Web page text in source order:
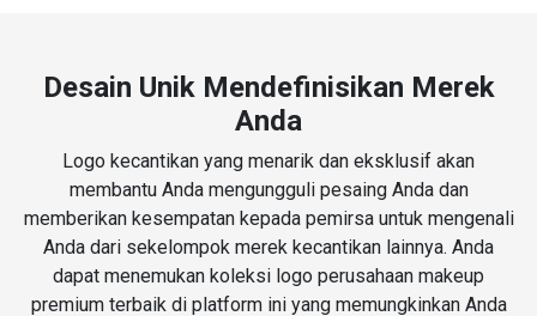
Desain Unik Mendefinisikan Merek
Anda
Logo kecantikan yang menarik dan eksklusif akan
membantu Anda mengungguli pesaing Anda dan
memberikan kesempatan kepada pemirsa untuk mengenali
Anda dari sekelompok merek kecantikan lainnya. Anda
dapat menemukan koleksi logo perusahaan makeup
premium terbaik di platform ini yang memungkinkan Anda